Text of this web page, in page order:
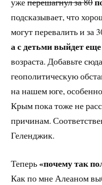
подсказывает, что
могут перевалить и за
а с детьми выйдет
возраста. Добавьте
геополитическую
на нашем юге,
Крым пока тоже не
причинам.
Геленджик.
Теперь«почему так
Как по мне Алеаном